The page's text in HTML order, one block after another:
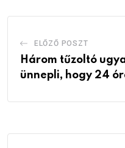
ELŐZŐ POSZT
Három tűzoltó
ünnepli, hogy 24